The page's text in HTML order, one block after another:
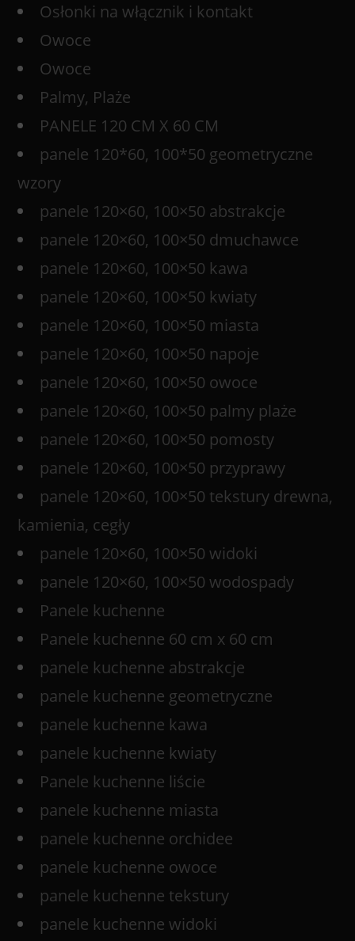
Osłonki na włącznik i kontakt
Owoce
Owoce
Palmy, Plaże
PANELE 120 CM X 60 CM
panele 120*60, 100*50 geometryczne
wzory
panele 120×60, 100×50 abstrakcje
panele 120×60, 100×50 dmuchawce
panele 120×60, 100×50 kawa
panele 120×60, 100×50 kwiaty
panele 120×60, 100×50 miasta
panele 120×60, 100×50 napoje
panele 120×60, 100×50 owoce
panele 120×60, 100×50 palmy plaże
panele 120×60, 100×50 pomosty
panele 120×60, 100×50 przyprawy
panele 120×60, 100×50 tekstury drewna,
kamienia, cegły
panele 120×60, 100×50 widoki
panele 120×60, 100×50 wodospady
Panele kuchenne
Panele kuchenne 60 cm x 60 cm
panele kuchenne abstrakcje
panele kuchenne geometryczne
panele kuchenne kawa
panele kuchenne kwiaty
Panele kuchenne liście
panele kuchenne miasta
panele kuchenne orchidee
panele kuchenne owoce
panele kuchenne tekstury
panele kuchenne widoki